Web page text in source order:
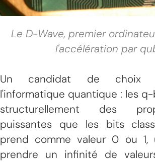
Le D-Wave, premier
l'accélération par
Un candidat de choix
l'informatique quantique : les
structurellement des
puissantes que les bits
prend comme valeur 0 ou
prendre un infinité de